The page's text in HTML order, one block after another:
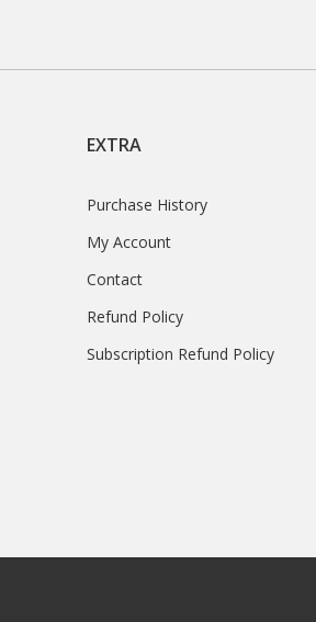
EXTRA
Purchase History
My Account
Contact
Refund Policy
Subscription Refund Policy